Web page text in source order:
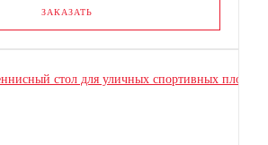
ЗАКАЗАТЬ